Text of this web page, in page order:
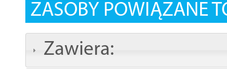
ZASOBY POWIĄZANE
Zawiera: